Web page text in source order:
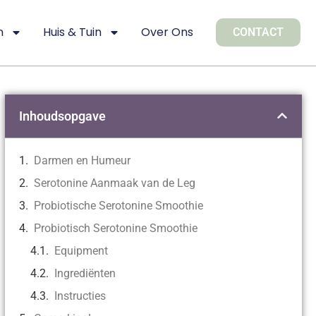
Huis & Tuin Over Ons CONTACT
Inhoudsopgave
Darmen en Humeur
Serotonine Aanmaak van de Leg
Probiotische Serotonine Smoothie
Probiotisch Serotonine Smoothie
Equipment
Ingrediënten
Instructies